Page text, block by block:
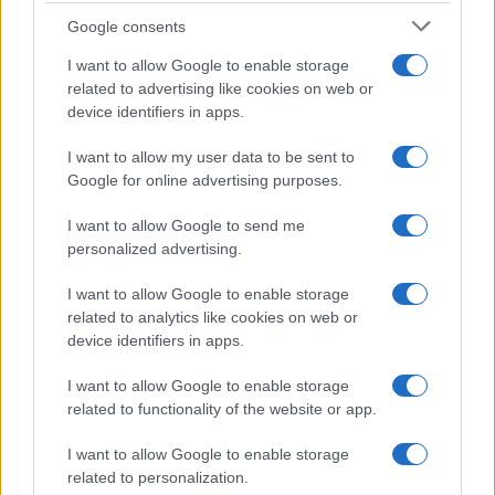
Google consents
I want to allow Google to enable storage
related to advertising like cookies on web or
device identifiers in apps.
I want to allow my user data to be sent to
Google for online advertising purposes.
I want to allow Google to send me
personalized advertising.
I want to allow Google to enable storage
related to analytics like cookies on web or
device identifiers in apps.
I want to allow Google to enable storage
related to functionality of the website or app.
I want to allow Google to enable storage
related to personalization.